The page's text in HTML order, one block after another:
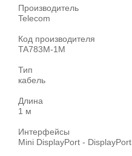
Производитель
Telecom
Код производителя
TA783M-1M
Тип
кабель
Длина
1 м
Интерфейсы
Mini DisplayPort - DisplayPort